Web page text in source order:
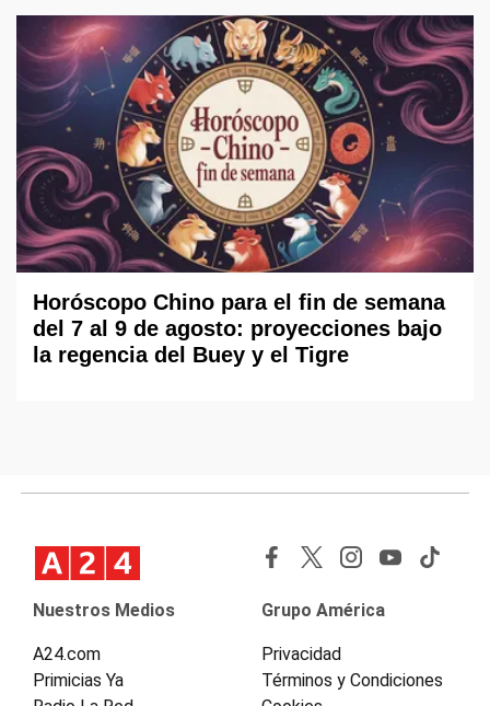
Horóscopo Chino para el fin de semana
del 7 al 9 de agosto: proyecciones bajo
la regencia del Buey y el Tigre
Nuestros Medios
A24.com
Primicias Ya
Grupo América
Privacidad
Términos y Condiciones